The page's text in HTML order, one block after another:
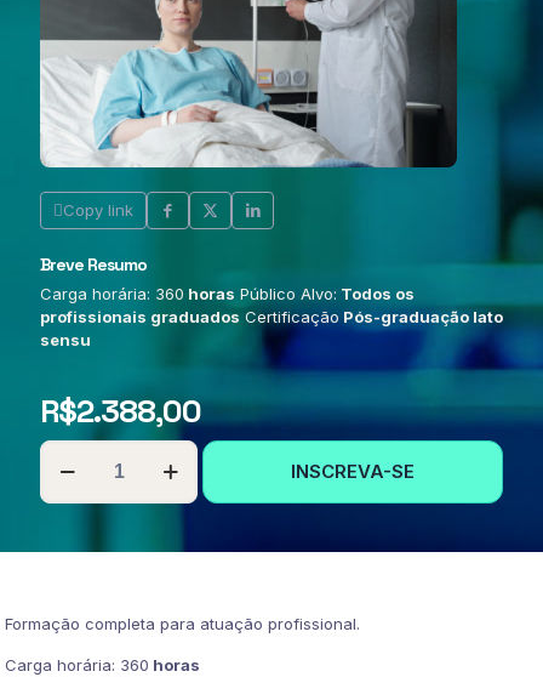
Copy link
Breve Resumo
Carga horária: 360 horas Público Alvo: Todos os
profissionais graduados Certificação Pós-graduação lato
sensu
R$2.388,00
PÓS-
GRADUAÇÃO
EM
INSCREVA-SE
Formação completa para atuação profissional.
Carga horária: 360 horas